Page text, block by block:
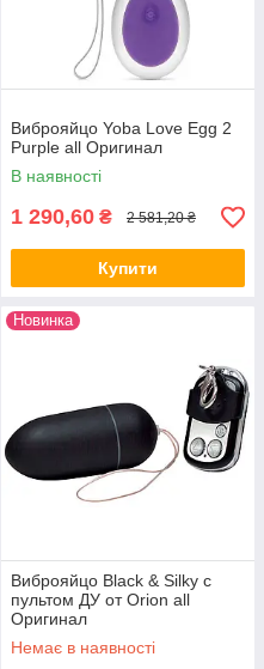
Виброяйцо Yoba Love Egg 2
Purple all Оригинал
В наявності
1 290,60 ₴ 2 581,20 ₴
Купити
Новинка
Виброяйцо Black & Silky с
пультом ДУ от Orion all
Оригинал
Немає в наявності